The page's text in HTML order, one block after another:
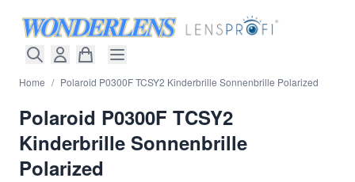
Home / Polaroid P0300F TCSY2 Kinderbrille Sonnenbrille Polarized
Polaroid P0300F TCSY2
Kinderbrille Sonnenbrille
Polarized